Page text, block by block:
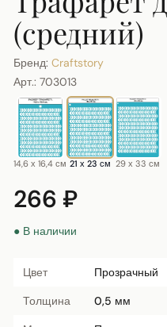
(средний)
Бренд: Craftstory
Арт.: 703013
14,6 х 16,4 см 21 х 23 см 29 х 33 см
266 ₽
● В наличии
Цвет
Прозрачный
Толщина
0,5 мм